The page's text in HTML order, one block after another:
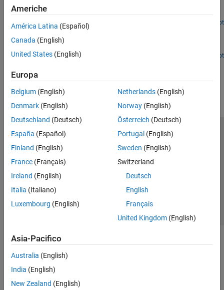
Speaker Recognition and Diarization
Sound Classification
3-D Audio
Create a multimodel late fusion system for acoustic scene
recognition.
Open Live Script
Detect Music in Simulink Using YAMNet
Detect music using the
Open Script
Americhe
América Latina (Español)
Canada (English)
United States (English)
Europa
Belgium (English)
Denmark (English)
Deutschland (Deutsch)
España (Español)
Finland (English)
France (Français)
Ireland (English)
Italia (Italiano)
Luxembourg (English)
Netherlands(English)
Norway(English)
Österreich (Deutsch)
Portugal (English)
Sweden (English)
Switzerland
Deutsch
English
Français
United Kingdom(English)
Asia-Pacifico
Australia (English)
India (English)
New Zealand (English)
Centro di fiducia
Informativa sulla privacy
Antipirateria
Stato dell'applicazione
Contatti
© 1994-2026 The MathWorks, Inc.